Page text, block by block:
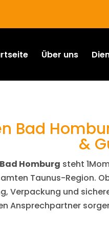
Über uns
Bad
&
Homburg steht
Taunus-Region.
Verpackung und
Ansprechpartner